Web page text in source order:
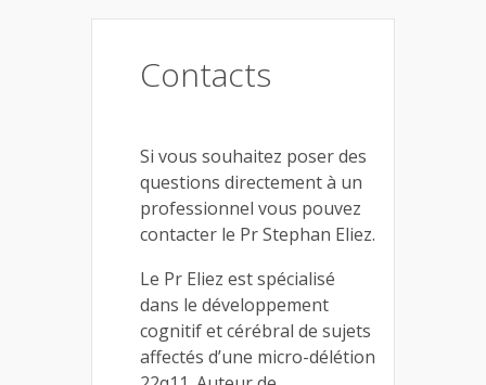
Contacts
Si vous souhaitez poser des
questions directement à un
professionnel vous pouvez
contacter le Pr Stephan Eliez.
Le Pr Eliez est spécialisé
dans le développement
cognitif et cérébral de sujets
affectés d’une micro-délétion